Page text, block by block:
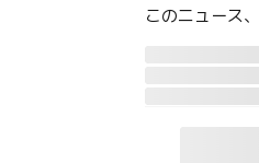
このニュース